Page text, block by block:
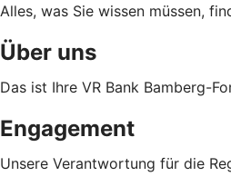
Alles, was Sie wissen müssen,
Über uns
Das ist Ihre VR Bank Bamberg-
Engagement
Unsere Verantwortung für die